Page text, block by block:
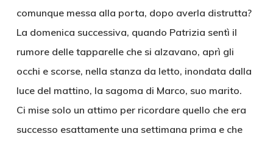
comunque messa alla porta, dopo averla distrutta?
La domenica successiva, quando Patrizia sentì il
rumore delle tapparelle che si alzavano, aprì gli
occhi e scorse, nella stanza da letto, inondata dalla
luce del mattino, la sagoma di Marco, suo marito.
Ci mise solo un attimo per ricordare quello che era
successo esattamente una settimana prima e che